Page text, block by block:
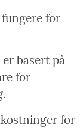
for
basert på
for
for